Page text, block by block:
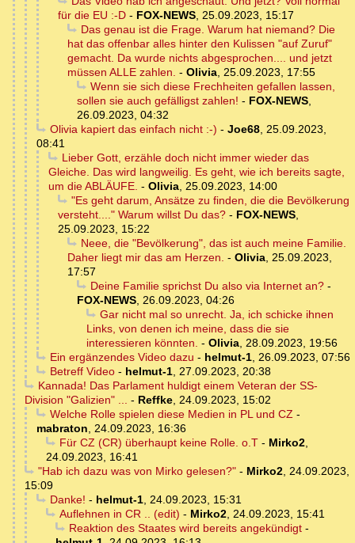
für die EU :-D - FOX-NEWS, 25.09.2023, 15:17
Das genau ist die Frage. Warum hat niemand? Die
hat das offenbar alles hinter den Kulissen "auf Zuruf"
gemacht. Da wurde nichts abgesprochen.... und jetzt
müssen ALLE zahlen. - Olivia, 25.09.2023, 17:55
Wenn sie sich diese Frechheiten gefallen lassen,
sollen sie auch gefälligst zahlen! - FOX-NEWS,
26.09.2023, 04:32
Olivia kapiert das einfach nicht :-) - Joe68, 25.09.2023,
08:41
Lieber Gott, erzähle doch nicht immer wieder das
Gleiche. Das wird langweilig. Es geht, wie ich bereits sagte,
um die ABLÄUFE. - Olivia, 25.09.2023, 14:00
"Es geht darum, Ansätze zu finden, die die Bevölkerung
versteht...." Warum willst Du das? - FOX-NEWS,
25.09.2023, 15:22
Neee, die "Bevölkerung", das ist auch meine Familie.
Daher liegt mir das am Herzen. - Olivia, 25.09.2023,
17:57
Deine Familie sprichst Du also via Internet an?-
FOX-NEWS, 26.09.2023, 04:26
Gar nicht mal so unrecht. Ja, ich schicke ihnen
Links, von denen ich meine, dass die sie
interessieren könnten. - Olivia, 28.09.2023, 19:56
Ein ergänzendes Video dazu - helmut-1, 26.09.2023, 07:56
Betreff Video- helmut-1, 27.09.2023, 20:38
Kannada! Das Parlament huldigt einem Veteran der SS-
Division "Galizien" ... - Reffke, 24.09.2023, 15:02
Welche Rolle spielen diese Medien in PL und CZ-
mabraton, 24.09.2023, 16:36
Für CZ (CR) überhaupt keine Rolle. o.T- Mirko2,
24.09.2023, 16:41
"Hab ich dazu was von Mirko gelesen?"- Mirko2, 24.09.2023,
15:09
Danke! - helmut-1, 24.09.2023, 15:31
Auflehnen in CR .. (edit) - Mirko2, 24.09.2023, 15:41
Reaktion des Staates wird bereits angekündigt-